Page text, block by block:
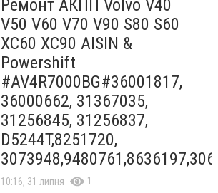
Ремонт АКПП Volvo V40
V50 V60 V70 V90 S80 S60
XC60 XC90 AISIN &
Powershift
#AV4R7000BG#36001817,
36000662, 31367035,
31256845, 31256837,
D5244T,8251720,
10:16, 31 липня 1